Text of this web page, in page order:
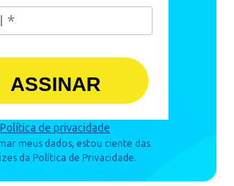
ASSINAR
Política de privacidade
meus dados, estou ciente das
da Política de Privacidade.